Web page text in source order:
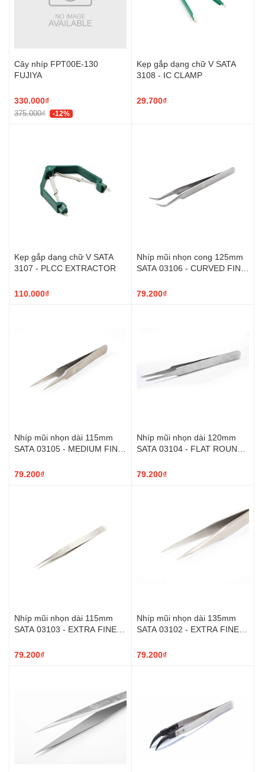
Cây nhíp FPT00E-130
FUJIYA
330.000₫
375.000₫ -12%
Kẹp gắp dạng chữ V SATA
3108 - IC CLAMP
29.700₫
Kẹp gắp dạng chữ V SATA
3107 - PLCC EXTRACTOR
110.000₫
Nhíp mũi nhọn cong 125mm
SATA 03106 - CURVED FINE
125MM
79.200₫
Nhíp mũi nhọn dài 115mm
SATA 03105 - MEDIUM FINE
115MM
79.200₫
Nhíp mũi nhọn dài 120mm
SATA 03104 - FLAT ROUND
79.200₫
Nhíp mũi nhọn dài 115mm
SATA 03103 - EXTRA FINE
115MM
79.200₫
Nhíp mũi nhọn dài 135mm
SATA 03102 - EXTRA FINE
135MM
79.200₫